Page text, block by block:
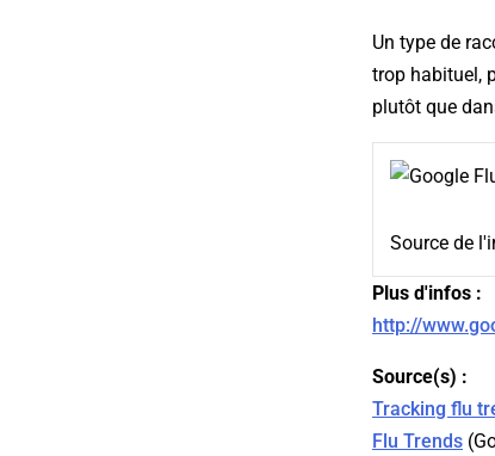
Un type de
trop habituel,
plutôt que
Source de
Plus d'infos :
http://
Source(s) :
Tracking flu
Flu Trends (